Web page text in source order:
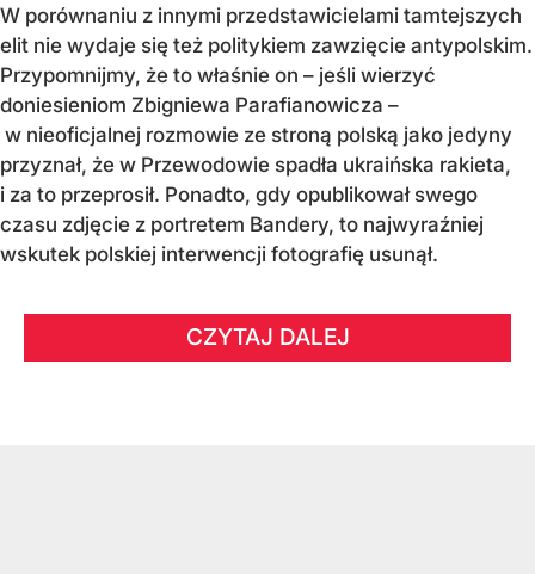
W porównaniu z innymi przedstawicielami tamtejszych
elit nie wydaje się też politykiem zawzięcie antypolskim.
Przypomnijmy, że to właśnie on – jeśli wierzyć
doniesieniom Zbigniewa Parafianowicza –
w nieoficjalnej rozmowie ze stroną polską jako jedyny
przyznał, że w Przewodowie spadła ukraińska rakieta,
i za to przeprosił. Ponadto, gdy opublikował swego
czasu zdjęcie z portretem Bandery, to najwyraźniej
wskutek polskiej interwencji fotografię usunął.
CZYTAJ DALEJ